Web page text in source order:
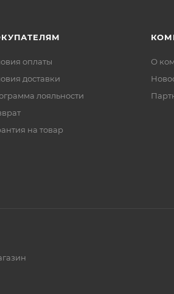
оплаты
доставки
лояльности
на товар
О